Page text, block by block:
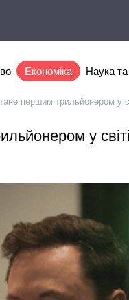
Економіка Наука
першим трильйонером у
у світі